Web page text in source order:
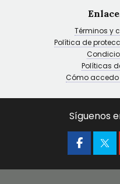
Términos y
Política de
Políticas
Cómo accedo
Síguenos